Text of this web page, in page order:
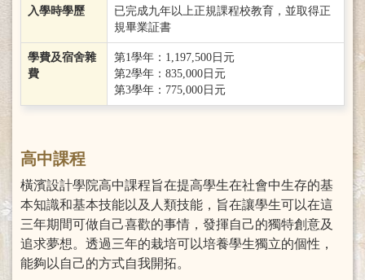
入學時學歷
已完成九年以上正規課程校教育，並取得正
規畢業証書
學費及宿舍雜
費
第1學年：1,197,500日元
第2學年：835,000日元
第3學年：775,000日元
高中課程
橫濱設計學院高中課程旨在提高學生在社會中生存的基
本知識和基本技能以及人類技能，旨在讓學生可以在這
三年期間可做自己喜歡的事情，發揮自己的獨特創意及
追求夢想。透過三年的栽培可以培養學生獨立的個性，
能夠以自己的方式自我開拓。